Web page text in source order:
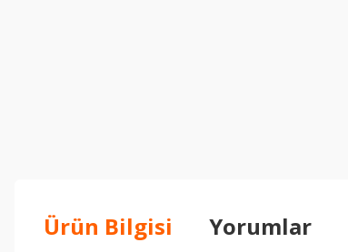
Ürün Bilgisi Yorumlar